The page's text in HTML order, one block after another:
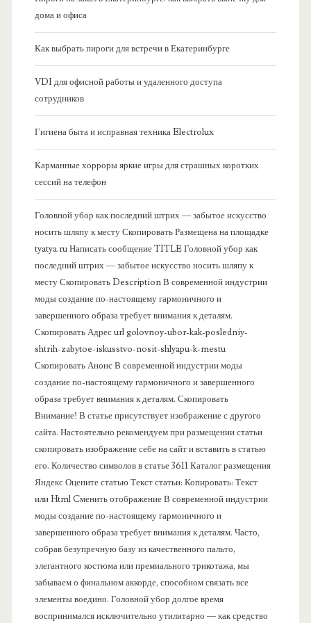
дома и офиса
Как выбрать пироги для встречи в Екатеринбурге
VDI для офисной работы и удаленного доступа
сотрудников
Гигиена быта и исправная техника Electrolux
Карманные хорроры яркие игры для страшных коротких
сессий на телефон
Головной убор как последний штрих — забытое искусство
носить шляпу к месту Скопировать Размещена на площадке
tyatya.ru Написать сообщение TITLE Головной убор как
последний штрих — забытое искусство носить шляпу к
месту Скопировать Description В современной индустрии
моды создание по-настоящему гармоничного и
завершенного образа требует внимания к деталям.
Скопировать Адрес url golovnoy-ubor-kak-posledniy-
shtrih-zabytoe-iskusstvo-nosit-shlyapu-k-mestu
Скопировать Анонс В современной индустрии моды
создание по-настоящему гармоничного и завершенного
образа требует внимания к деталям. Скопировать
Внимание! В статье присутствует изображение с другого
сайта. Настоятельно рекомендуем при размещении статьи
скопировать изображение себе на сайт и вставить в статью
его. Количество символов в статье 3611 Каталог размещения
Яндекс Оцените статью Текст статьи: Копировать: Текст
или Html Cменить отображение В современной индустрии
моды создание по-настоящему гармоничного и
завершенного образа требует внимания к деталям. Часто,
собрав безупречную базу из качественного пальто,
элегантного костюма или премиального трикотажа, мы
забываем о финальном аккорде, способном связать все
элементы воедино. Головной убор долгое время
воспринимался исключительно утилитарно — как средство